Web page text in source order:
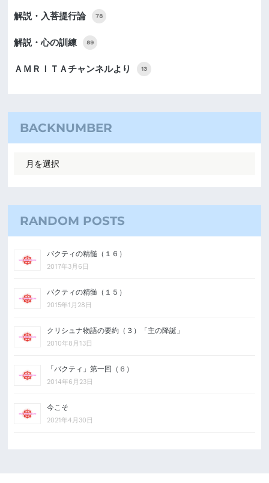
解説・入菩提行論 78
解説・心の訓練 89
ＡＭＲＩＴＡチャンネルより 13
BACKNUMBER
RANDOM POSTS
バクティの精髄（１６）
2017年3月6日
バクティの精髄（１５）
2015年1月28日
クリシュナ物語の要約（３）「主の降誕」
2010年8月13日
「バクティ」第一回（６）
2014年6月23日
今こそ
2021年4月30日